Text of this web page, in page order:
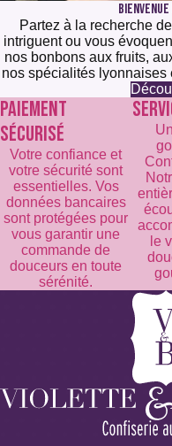
Partez à la recherche
intriguent ou vous
nos bonbons aux fruits,
nos spécialités lyonnaises
PAIEMENT
SÉCURISÉ
Votre confiance et
votre sécurité sont
essentielles. Vos
données bancaires
sont protégées pour
vous garantir une
commande de
douceurs en toute
sérénité.
le